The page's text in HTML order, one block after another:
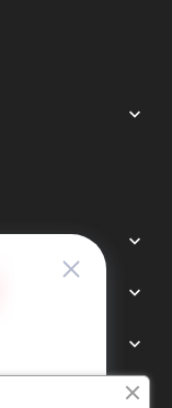



